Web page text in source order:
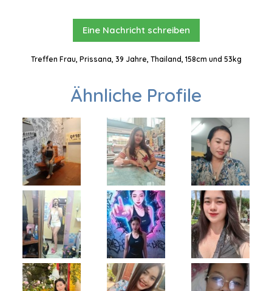
Eine Nachricht schreiben
Treffen Frau, Prissana, 39 Jahre, Thailand, 158cm und 53kg
Ähnliche Profile